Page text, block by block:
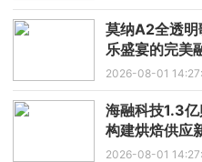
莫纳A2全透明
乐盛宴的完美
2026-08-01
海融科技1.3
构建烘焙供应
2026-08-01